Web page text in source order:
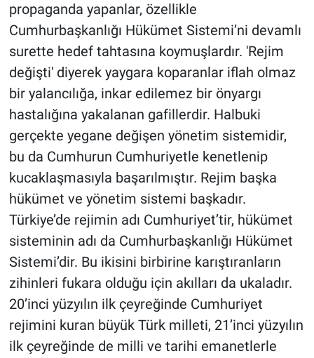
propaganda yapanlar, özellikle
Cumhurbaşkanlığı Hükümet Sistemi’ni devamlı
surette hedef tahtasına koymuşlardır. 'Rejim
değişti' diyerek yaygara koparanlar iflah olmaz
bir yalancılığa, inkar edilemez bir önyargı
hastalığına yakalanan gafillerdir. Halbuki
gerçekte yegane değişen yönetim sistemidir,
bu da Cumhurun Cumhuriyetle kenetlenip
kucaklaşmasıyla başarılmıştır. Rejim başka
hükümet ve yönetim sistemi başkadır.
Türkiye’de rejimin adı Cumhuriyet’tir, hükümet
sisteminin adı da Cumhurbaşkanlığı Hükümet
Sistemi’dir. Bu ikisini birbirine karıştıranların
zihinleri fukara olduğu için akılları da ukaladır.
20’inci yüzyılın ilk çeyreğinde Cumhuriyet
rejimini kuran büyük Türk milleti, 21’inci yüzyılın
ilk çeyreğinde de milli ve tarihi emanetlerle